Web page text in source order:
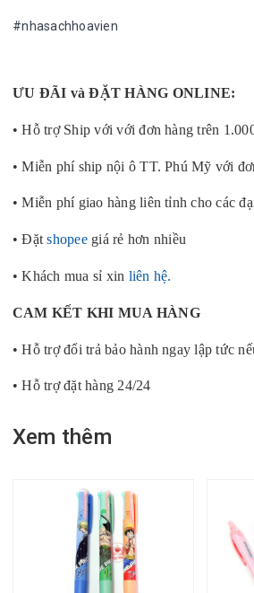
#nhasachhoavien
ƯU ĐÃI và ĐẶT HÀNG ONLINE:
• Hỗ trợ Ship với với đơn hàng trên
• Miễn phí ship nội ô TT. Phú Mỹ với
• Miễn phí giao hàng liên tỉnh cho các
• Đặtshopeegiá rẻ hơn nhiều
• Khách mua sỉ xin liên hệ.
CAM KẾT KHI MUA HÀNG
• Hỗ trợ đổi trả bảo hành ngay lập tức
• Hỗ trợ đặt hàng 24/24
Xem thêm